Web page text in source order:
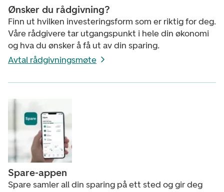
Ønsker du rådgivning?
Finn ut hvilken investeringsform som er riktig for deg.
Våre rådgivere tar utgangspunkt i hele din økonomi
og hva du ønsker å få ut av din sparing.
Avtal rådgivningsmøte
Spare-appen
Spare samler all din sparing på ett sted og gir deg